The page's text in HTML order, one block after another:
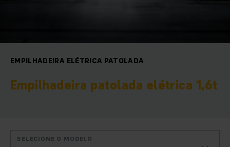
EMPILHADEIRA ELÉTRICA PATOLADA
Empilhadeira patolada elétrica 1,6t
SELECIONE O MODELO